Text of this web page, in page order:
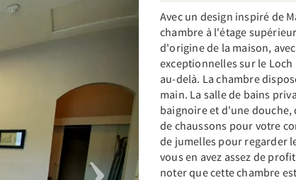
Avec un design inspiré de
chambre à l'étage
d'origine de la maison,
exceptionnelles sur le Loch
au-delà. La chambre
main. La salle de bains
baignoire et d'une
de chaussons pour votre
de jumelles pour regarder
vous en avez assez de
noter que cette chambre